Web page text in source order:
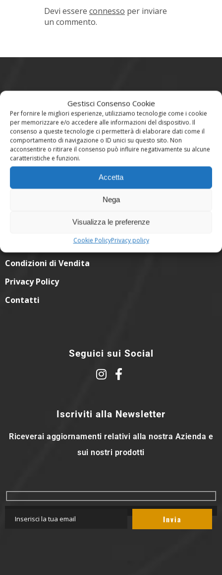
Gestisci Consenso Cookie
Per fornire le migliori esperienze, utilizziamo tecnologie come i cookie
per memorizzare e/o accedere alle informazioni del dispositivo. Il
consenso a queste tecnologie ci permetterà di elaborare dati come il
comportamento di navigazione o ID unici su questo sito. Non
acconsentire o ritirare il consenso può influire negativamente su alcune
caratteristiche e funzioni.
Accetta
Nega
Visualizza le preferenze
Cookie PolicyPrivacy policy
Devi essere connesso per inviare
un commento.
Via di Casal Selce 491 - 00166 - Roma
Email:info@aziendaagricoladicola.it
Cell:+39 351.3634565
06 69318114
Condizioni di Vendita
Privacy Policy
Contatti
Seguici sui Social
Iscriviti alla Newsletter
Riceverai aggiornamenti relativi alla nostra Azienda e
sui nostri prodotti